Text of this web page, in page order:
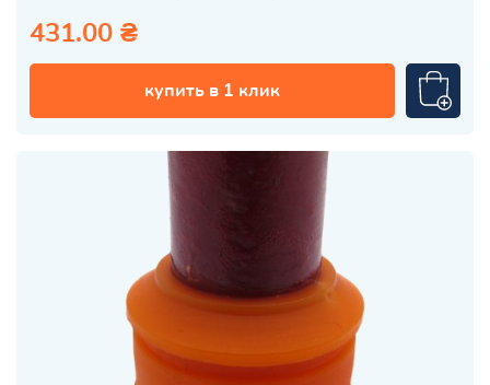
431.00 ₴
купить в 1 клик